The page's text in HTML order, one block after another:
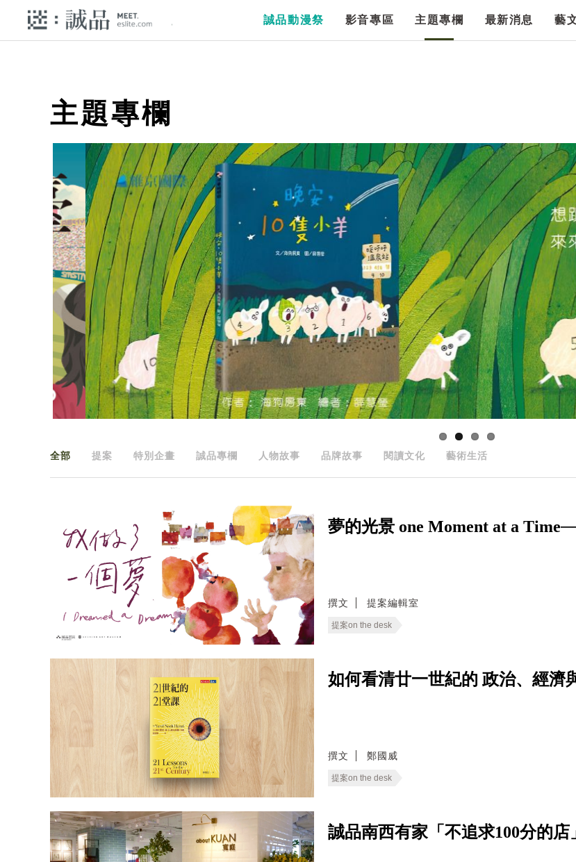
誠品動漫祭 影音專區 主題專欄 最新消息 藝
主題專欄
全部 提案 特別企畫 誠品專欄 人物故事 品牌故事 閱讀文化 藝術生活
夢的光景 one Moment at a
撰文 提案編輯室
提案on the desk
如何看清廿一世紀的 政治、經濟
撰文 鄭國威
提案on the desk
誠品南西有家「不追求100分的店